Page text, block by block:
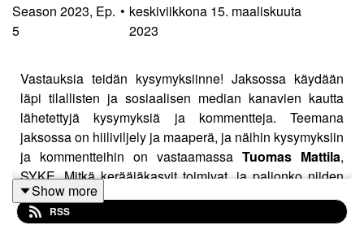
Season 2023, Ep.
5
• keskiviikkona 15. maaliskuuta
2023
Vastauksia teidän kysymyksiinne! Jaksossa käydään
läpi tilallisten ja sosiaalisen median kanavien kautta
lähetettyjä kysymyksiä ja kommentteja. Teemana
jaksossa on hiiliviljely ja maaperä, ja näihin kysymyksiin
ja kommentteihin on vastaamassa Tuomas Mattila,
SYKE. Mitkä kerääjäkasvit toimivat, ja paljonko niiden
käyttö maksaa? Miten hiiltä saadaan sidottua
tehokkaasti samalla ottaen huomioon taloudellisen
Show more
RSS